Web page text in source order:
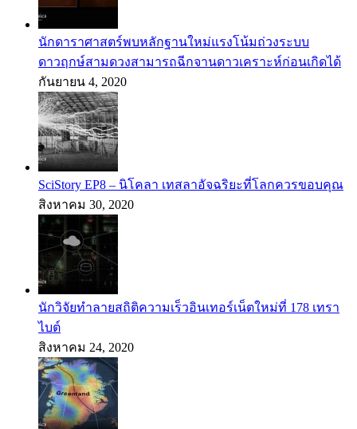
นักดาราศาสตร์พบหลักฐานใหม่แรงโน้มถ่วงระบบ
ดาวฤกษ์สามดวงสามารถฉีกจานดาวเคราะห์ก่อนเกิดได้
กันยายน 4, 2020
SciStory EP8 – นิโคลา เทสลาอัจฉริยะที่โลกควรขอบคุณ
สิงหาคม 30, 2020
นักวิจัยทำลายสถิติความเร็วอินเทอร์เน็ตใหม่ที่ 178 เทรา
ไบต์
สิงหาคม 24, 2020